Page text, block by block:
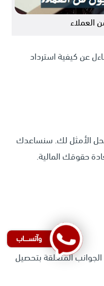
العملاء
عن كيفية استرداد
الأمثل لك. سنساعدك
حقوقك المالية.
المتعلقة بتحصيل
وآتســــاب